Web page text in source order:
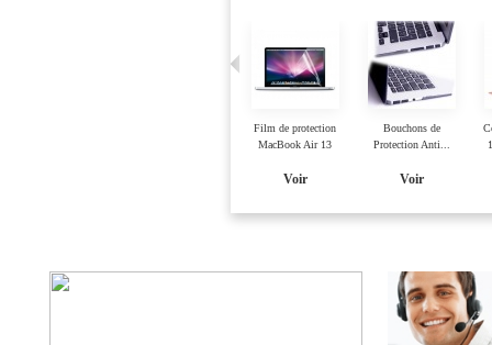
Coque MacBook Air 13
Léopard
Voir
Coque MacBook
Union Jack
Film de protection
MacBook Air 13
Voir
Bouchons de
Protection Anti...
Voir